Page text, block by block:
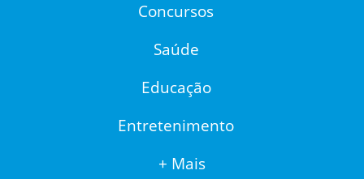
Concursos
Saúde
Educação
Entretenimento
+ Mais